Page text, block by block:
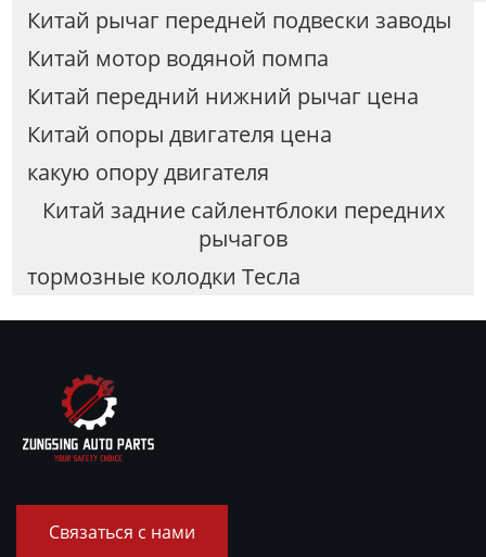
Китай рычаг передней подвески заводы
Китай мотор водяной помпа
Китай передний нижний рычаг цена
Китай опоры двигателя цена
какую опору двигателя
Китай задние сайлентблоки передних
рычагов
тормозные колодки Тесла
Связаться с нами